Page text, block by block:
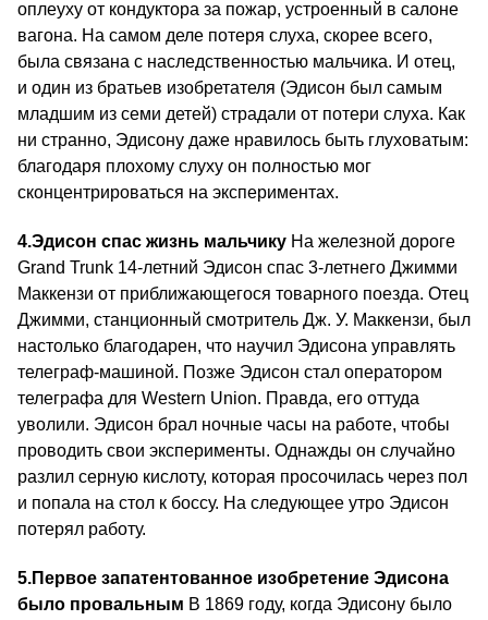
оплеуху от кондуктора за пожар, устроенный в салоне
вагона. На самом деле потеря слуха, скорее всего,
была связана с наследственностью мальчика. И отец,
и один из братьев изобретателя (Эдисон был самым
младшим из семи детей) страдали от потери слуха. Как
ни странно, Эдисону даже нравилось быть глуховатым:
благодаря плохому слуху он полностью мог
сконцентрироваться на экспериментах.
4.Эдисон спас жизнь мальчику На железной дороге
Grand Trunk 14-летний Эдисон спас 3‑летнего Джимми
Маккензи от приближающегося товарного поезда. Отец
Джимми, станционный смотритель Дж. У. Маккензи, был
настолько благодарен, что научил Эдисона управлять
телеграф-машиной. Позже Эдисон стал оператором
телеграфа для Western Union. Правда, его оттуда
уволили. Эдисон брал ночные часы на работе, чтобы
проводить свои эксперименты. Однажды он случайно
разлил серную кислоту, которая просочилась через пол
и попала на стол к боссу. На следующее утро Эдисон
потерял работу.
5.Первое запатентованное изобретение Эдисона
было провальным В 1869 году, когда Эдисону было